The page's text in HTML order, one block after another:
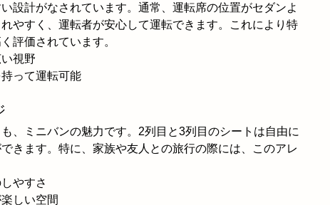
設計がなされています。通常、運転席の位置がセダンよ
やすく、運転者が安心して運転できます。これにより特
評価されています。
視野
って運転可能
、ミニバンの魅力です。2列目と3列目のシートは自由に
きます。特に、家族や友人との旅行の際には、このアレ
やすさ
しい空間